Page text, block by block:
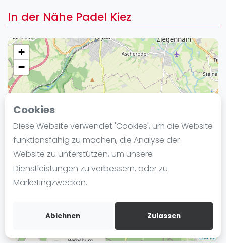
Cookies
Diese Website verwendet 'Cookies', um die Website
funktionsfähig zu machen, die Analyse der
Website zu unterstützen, um unsere
Dienstleistungen zu verbessern, oder zu
Marketingzwecken.
Ablehnen Zulassen
Ranking
Männer
Frauen
FIP Männer
FIP Frauen
Blog
Die Geschichte von Padel
Regeln und Punktzählung
Padel Schläge
Video
In der Nähe Padel Kiez
+
−
Leaflet